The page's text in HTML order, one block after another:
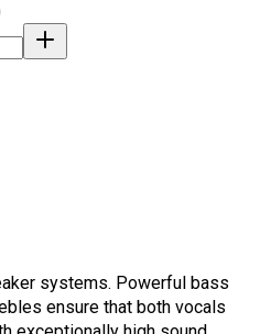
systems. Powerful bass
ensure that both vocals